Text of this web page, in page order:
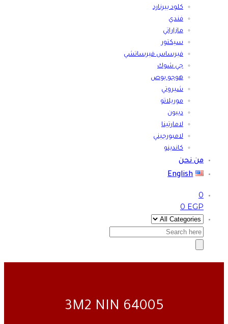
كلود بيرنارد
فندي
مازاراتي
سيكتور
فيرساس فيرساتشي
جي شوك
هوجو بوص
شيروتي
موريلاتو
ديبون
لامارتينا
لامبورجيني
كاندينو
من نحن
English
0
0 EGP
64005 3M2 NIN